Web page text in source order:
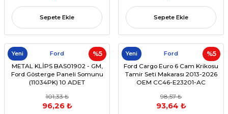
Sepete Ekle Sepete Ekle
%5
Yeni Ford
METAL KLİPS BAS01902 - GM,
Ford Gösterge Paneli Somunu
(11034PK) 10 ADET
101,33 ₺
96,26 ₺
%5
Yeni Ford
Ford Cargo Euro 6 Cam Krikosu
Tamir Seti Makarası 2013-2026
OEM CC46-E23201-AC
98,57 ₺
93,64 ₺